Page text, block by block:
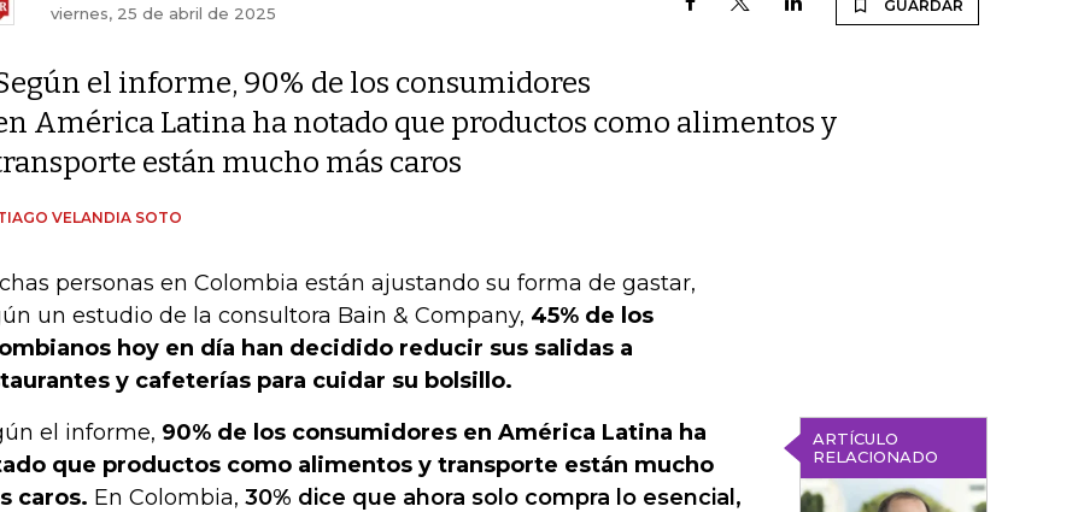
viernes, 25 de abril de 2025 GUARDAR
el informe, 90% de los consumidores
América Latina ha notado que productos como alimentos y
están mucho más caros
VELANDIA SOTO
personas en Colombia están ajustando su forma de gastar,
un estudio de la consultora Bain & Company, 45% de los
hoy en día han decidido reducir sus salidas a
y cafeterías para cuidar su bolsillo.
ARTÍCULO
RELACIONADO
el informe, 90% de los consumidores en América Latina ha
que productos como alimentos y transporte están mucho
caros. En Colombia, 30% dice que ahora solo compra lo esencial,